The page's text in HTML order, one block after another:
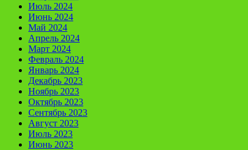
Июль 2024
Июнь 2024
Май 2024
Апрель 2024
Март 2024
Февраль 2024
Январь 2024
Декабрь 2023
Ноябрь 2023
Октябрь 2023
Сентябрь 2023
Август 2023
Июль 2023
Июнь 2023